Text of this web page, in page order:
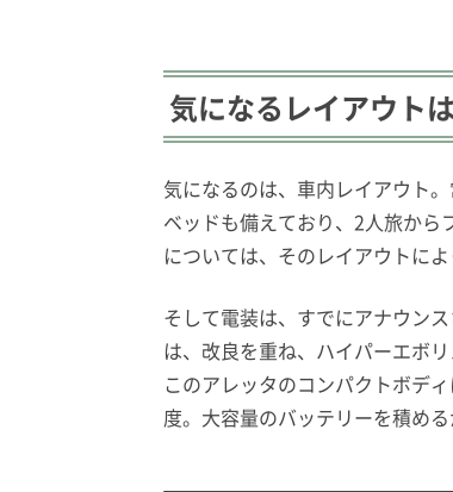
気になるレイアウト
気になるのは、車内レイアウト
ベッドも備えており、2人旅か
については、そのレイアウトに
そして電装は、すでにアナウン
は、改良を重ね、ハイパーエボ
このアレッタのコンパクトボデ
度。大容量のバッテリーを積め